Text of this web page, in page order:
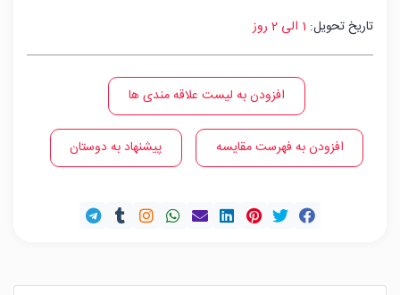
تاریخ تحویل: 1 الی 2 روز
افزودن به لیست علاقه مندی ها
افزودن به فهرست مقایسه پیشنهاد به دوستان